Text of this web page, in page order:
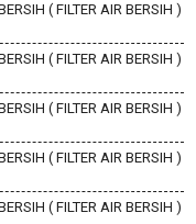
( FILTER AIR BERSIH )
( FILTER AIR BERSIH )
( FILTER AIR BERSIH )
( FILTER AIR BERSIH )
( FILTER AIR BERSIH )